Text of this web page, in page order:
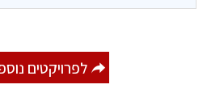
לפרויקטים